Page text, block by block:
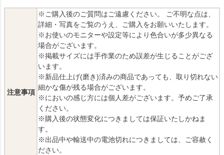
注意事項
※ご購入後のご質問はご遠慮ください。 ご不明な点は、
詳細・写真をご覧のうえ、ご購入をお願いいたします。
※お使いのモニターや設定等により色合いが多少異なる
場合がございます。
※掲載サイズには手作業のため誤差が生じることがござ
います。
※新品仕上げ(磨き)済みの商品であっても、取り切れない
細かな傷が残る場合がございます。
※においの感じ方には個人差がございます。予めご了承
ください。
※購入後の状態変化につきましては保証いたしかねま
す。
※出品中や輸送中の電池切れにつきましては、ご容赦く
ださい。